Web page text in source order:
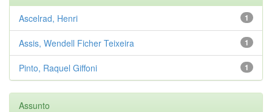
1
Ascelrad, Henri
1
Assis, Wendell Ficher Teixeira
1
Pinto, Raquel Giffoni
Assunto